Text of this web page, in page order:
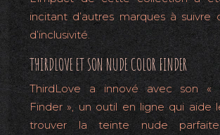
incitant d’autres marques à suivre
d’inclusivité.
THIRDLOVE ET SON NUDE COLOR FINDER
ThirdLove a innové avec son «
Finder », un outil en ligne qui aide
trouver la teinte nude